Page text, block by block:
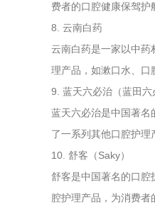
费者的口腔健康保驾护
8. 云南白药
云南白药是一家以中药
理产品，如漱口水、口
9. 蓝天六必治（蓝田六
蓝天六必治是中国著名
了一系列其他口腔护理
10. 舒客（Saky）
舒客是中国著名的口腔
腔护理产品，为消费者